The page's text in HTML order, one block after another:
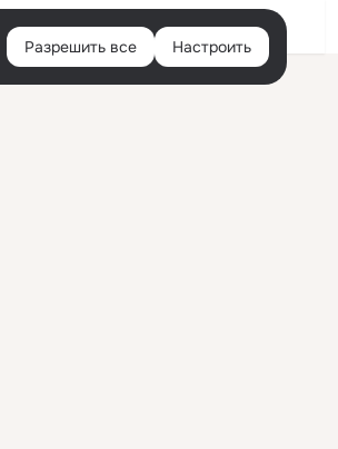
Войти
Разрешить все Настроить